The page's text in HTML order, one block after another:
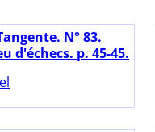
N° 83.
d'échecs. p. 45-45.